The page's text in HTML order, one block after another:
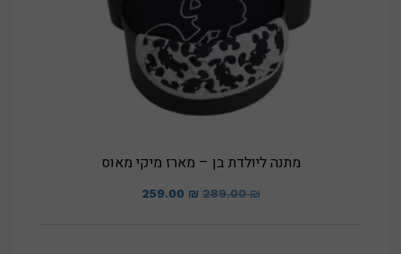
מתנה ליולדת בן – מארז מיקי מאוס
289.00₪
המחיר
259.00 ₪